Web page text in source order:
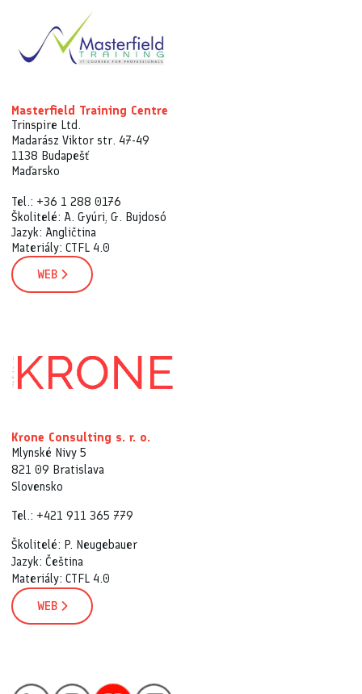
Masterfield Training Centre
Trinspire Ltd.
Madarász Viktor str. 47-49
1138 Budapešť
Maďarsko
Tel.: +36 1 288 0176
Školitelé: A. Gyúri, G. Bujdosó
Jazyk: Angličtina
Materiály: CTFL 4.0
WEB
Krone Consulting s. r. o.
Mlynské Nivy 5
821 09 Bratislava
Slovensko
Tel.: +421 911 365 779
Školitelé: P. Neugebauer
Jazyk: Čeština
Materiály: CTFL 4.0
WEB